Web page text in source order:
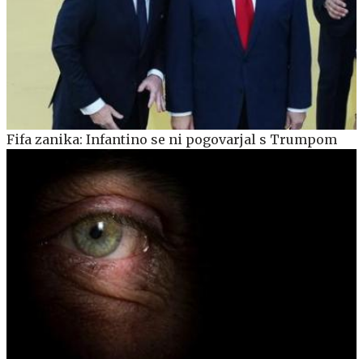
Fifa zanika: Infantino se ni pogovarjal s Trumpom